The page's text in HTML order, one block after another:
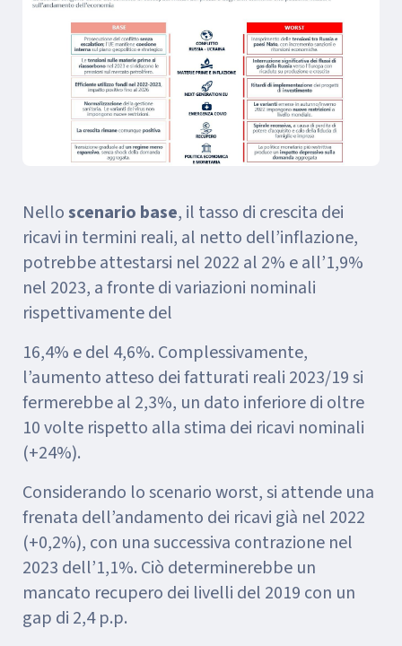
Nelloscenario base, il tasso di crescita dei
ricavi in termini reali, al netto dell’inflazione,
potrebbe attestarsi nel 2022 al 2% e all’1,9%
nel 2023, a fronte di variazioni nominali
rispettivamente del
16,4% e del 4,6%. Complessivamente,
l’aumento atteso dei fatturati reali 2023/19 si
fermerebbe al 2,3%, un dato inferiore di oltre
10 volte rispetto alla stima dei ricavi nominali
(+24%).
Considerando lo scenario worst, si attende una
frenata dell’andamento dei ricavi già nel 2022
(+0,2%), con una successiva contrazione nel
2023 dell’1,1%. Ciò determinerebbe un
mancato recupero dei livelli del 2019 con un
gap di 2,4 p.p.